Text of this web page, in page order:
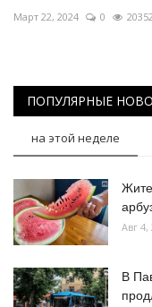
Март 22, 2024 0 20352
ПОПУЛЯРНЫЕ
на этой неделе
Авг 4,
В